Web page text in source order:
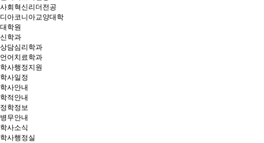
사회혁신리더전공
디아코니아교양대학
대학원
신학과
상담심리학과
언어치료학과
학사행정지원
학사일정
학사안내
학적안내
정학정보
병무안내
학사소식
학사행정실